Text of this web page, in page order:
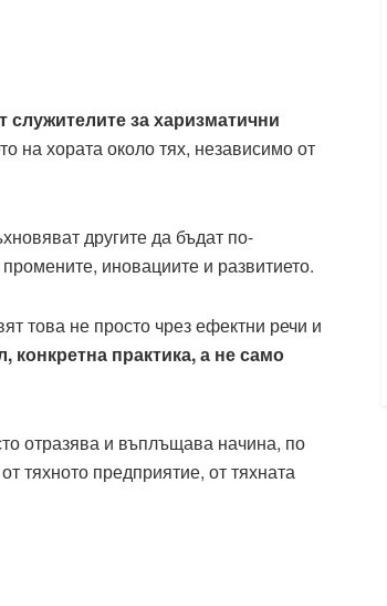
служителите за харизматични
на хората около тях, независимо от
другите да бъдат по-
иновациите и развитието.
това не просто чрез ефектни речи и
конкретна практика, а не само
отразява и въплъщава начина, по
тяхното предприятие, от тяхната